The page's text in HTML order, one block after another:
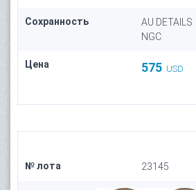
Сохранность
AU DETAILS
NGC
Цена 575 USD
№ лота 23145